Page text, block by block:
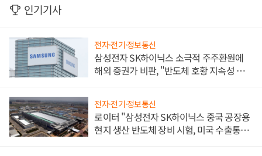
인기기사
전자·전기·정보통신
삼성전자 SK하이닉스 소극적 주주환원에
해외 증권가 비판, "반도체 호황 지속성 의
전자·전기·정보통신
로이터 "삼성전자 SK하이닉스 중국 공장용
현지 생산 반도체 장비 시험, 미국 수출통제